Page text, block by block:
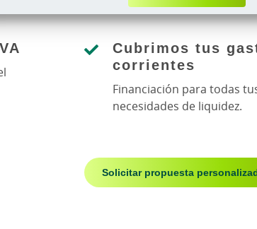
Cubrimos tus
corrientes
Financiación para todas
necesidades de liquidez.
Solicitar propuesta